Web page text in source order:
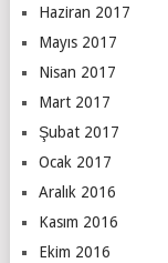
Haziran 2017
Mayıs 2017
Nisan 2017
Mart 2017
Şubat 2017
Ocak 2017
Aralık 2016
Kasım 2016
Ekim 2016